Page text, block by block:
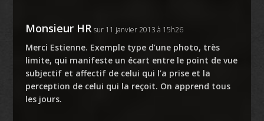
Monsieur HR sur 11 janvier 2013 à 15h26
Merci Estienne. Exemple type d’une photo, très
limite, qui manifeste un écart entre le point de vue
subjectif et affectif de celui qui l’a prise et la
perception de celui qui la reçoit. On apprend tous
les jours.